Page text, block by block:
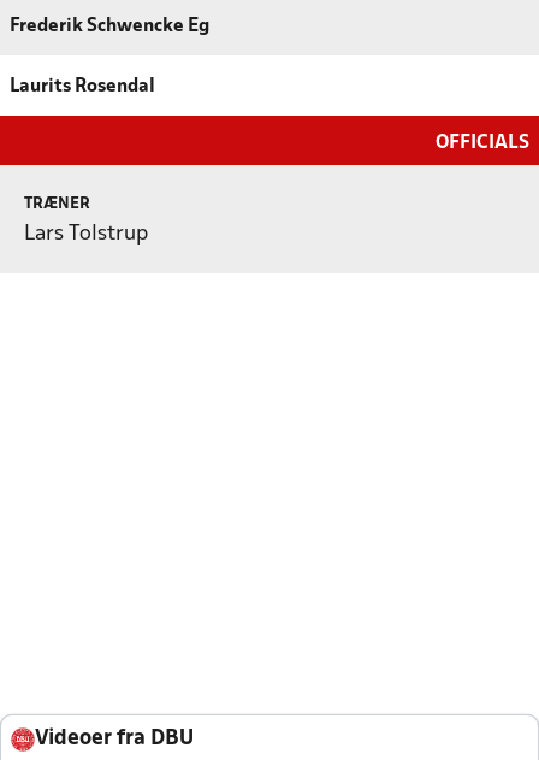
Frederik Schwencke Eg
Laurits Rosendal
OFFICIALS
TRÆNER
Lars Tolstrup
Videoer fra DBU